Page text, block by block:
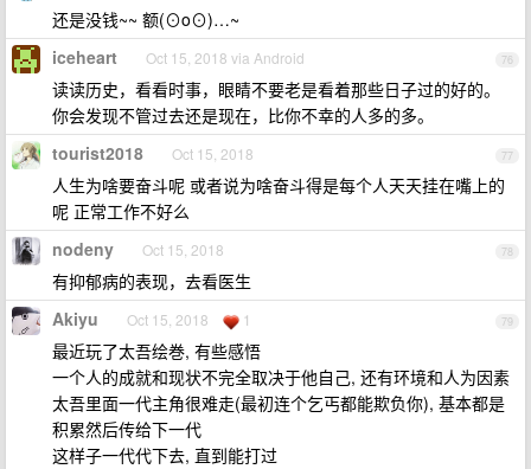
还是没钱~~ 额(⊙o⊙)…~
76
iceheart Oct 15, 2018 via Android
读读历史，看看时事，眼睛不要老是看着那些日子过的好的。
你会发现不管过去还是现在，比你不幸的人多的多。
77
tourist2018 Oct 15, 2018
人生为啥要奋斗呢 或者说为啥奋斗得是每个人天天挂在嘴上的
呢 正常工作不好么
78
nodeny Oct 15, 2018
有抑郁病的表现，去看医生
79
Akiyu Oct 15, 2018 1
最近玩了太吾绘巻, 有些感悟
一个人的成就和现状不完全取决于他自己, 还有环境和人为因素
太吾里面一代主角很难走(最初连个乞丐都能欺负你), 基本都是
积累然后传给下一代
这样子一代代下去, 直到能打过